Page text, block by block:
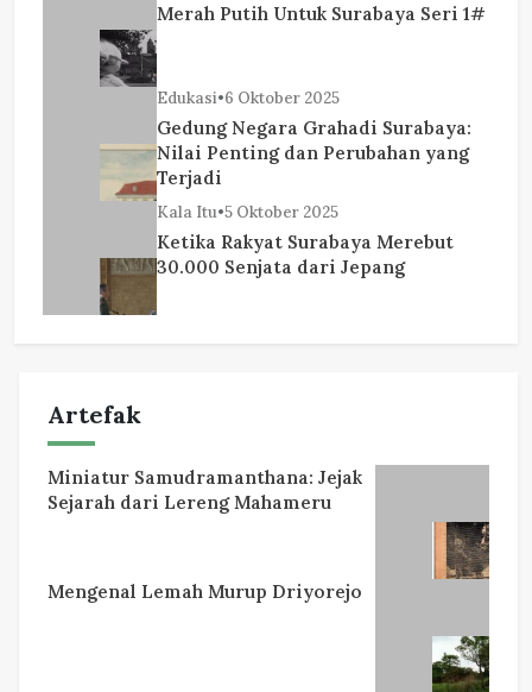
Merah Putih Untuk Surabaya Seri 1#
Edukasi•6 Oktober 2025
Gedung Negara Grahadi Surabaya:
Nilai Penting dan Perubahan yang
Terjadi
Kala Itu•5 Oktober 2025
Ketika Rakyat Surabaya Merebut
30.000 Senjata dari Jepang
Artefak
Miniatur Samudramanthana: Jejak
Sejarah dari Lereng Mahameru
Mengenal Lemah Murup Driyorejo